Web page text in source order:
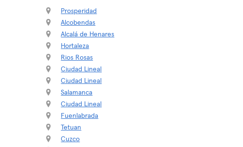
Prosperidad
Alcobendas
Alcalá de Henares
Hortaleza
Rios Rosas
Ciudad Lineal
Ciudad Lineal
Salamanca
Ciudad Lineal
Fuenlabrada
Tetuan
Cuzco